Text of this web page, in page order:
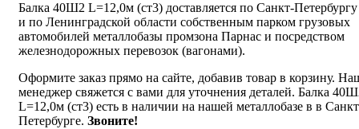
Балка 40Ш2 L=12,0м (ст3) доставляется по Санкт-Петербургу
и по Ленинградской области собственным парком грузовых
автомобилей металлобазы промзона Парнас и посредством
железнодорожных перевозок (вагонами).
Оформите заказ прямо на сайте, добавив товар в корзину.
менеджер свяжется с вами для уточнения деталей. Балка
L=12,0м (ст3) есть в наличии на нашей металлобазе в в
Петербурге. Звоните!